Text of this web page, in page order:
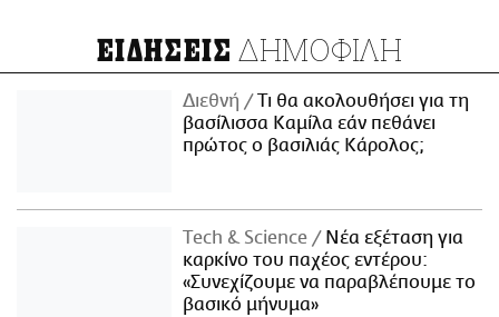
ΕΙΔΗΣΕΙΣ ΔΗΜΟΦΙΛΗ
Διεθνή
Τι θα ακολουθήσει για τη
βασίλισσα Καμίλα εάν πεθάνει
πρώτος ο βασιλιάς Κάρολος;
Τech & Science
Νέα εξέταση για
καρκίνο του παχέος εντέρου:
«Συνεχίζουμε να παραβλέπουμε το
βασικό μήνυμα»